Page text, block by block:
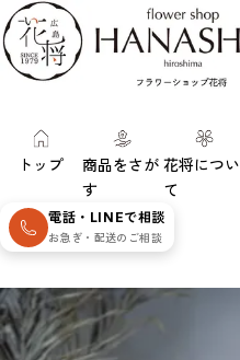
トップ
商品をさが
す
花将につい
て
電話・LINEで相談
お急ぎ・配送のご相談